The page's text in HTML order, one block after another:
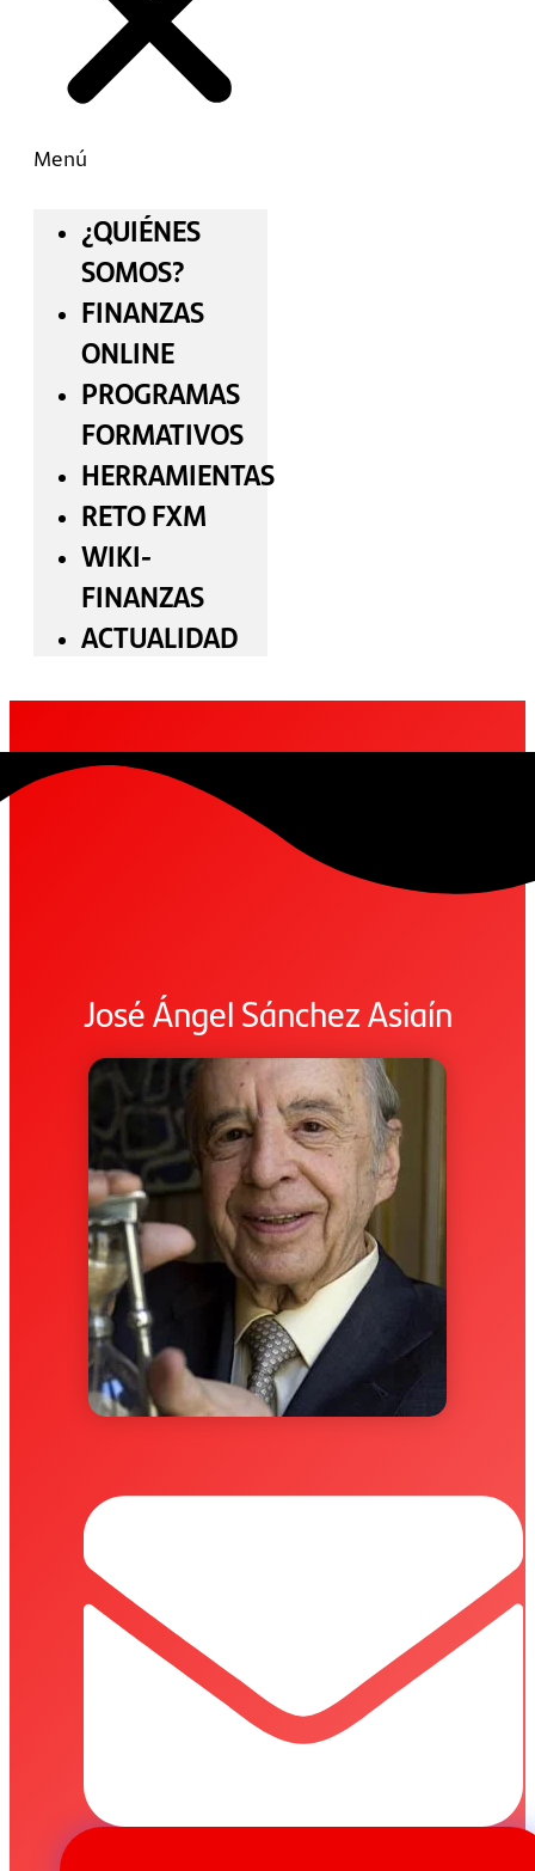
Menú
¿QUIÉNES
SOMOS?
FINANZAS
ONLINE
PROGRAMAS
FORMATIVOS
HERRAMIENTAS
RETO FXM
WIKI-
FINANZAS
ACTUALIDAD
José Ángel Sánchez Asiaín